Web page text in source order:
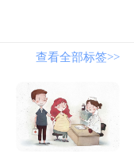
查看全部标签>>